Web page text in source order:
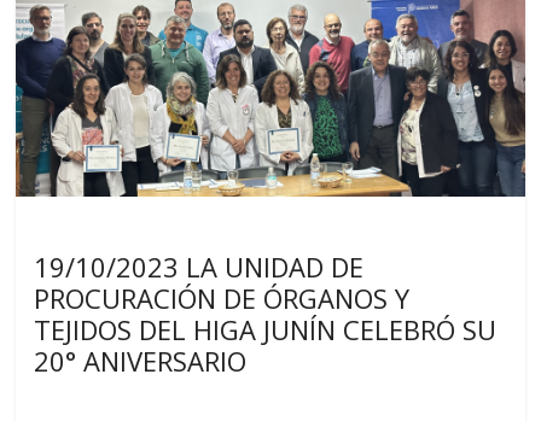
19/10/2023 LA UNIDAD DE
PROCURACIÓN DE ÓRGANOS Y
TEJIDOS DEL HIGA JUNÍN CELEBRÓ SU
20° ANIVERSARIO